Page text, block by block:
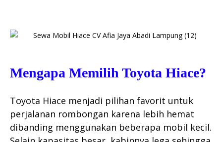
Mengapa Memilih Toyota Hiace?
Toyota Hiace menjadi pilihan favorit untuk
perjalanan rombongan karena lebih hemat
dibanding menggunakan beberapa mobil kecil.